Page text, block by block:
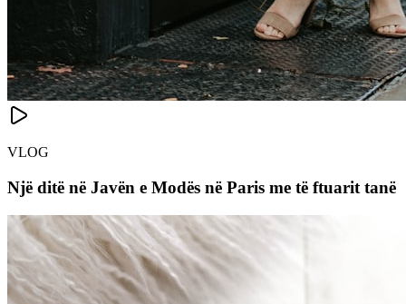
VLOG
Një ditë në Javën e Modës në Paris me të ftuarit tanë